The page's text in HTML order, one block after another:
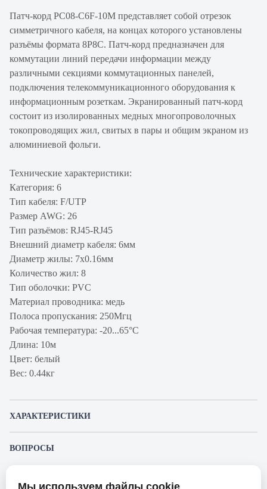
Патч-корд PC08-C6F-10M представляет собой отрезок
симметричного кабеля, на концах которого установлены
разъёмы формата 8P8C. Патч-корд предназначен для
коммутации линий передачи информации между
различными секциями коммутационных панелей,
подключения телекоммуникационного оборудования к
информационным розеткам. Экранированный патч-корд
состоит из изолированных медных многопроволочных
токопроводящих жил, свитых в пары и общим экраном из
алюминиевой фольги.
Технические характеристики:
Категория: 6
Тип кабеля: F/UTP
Размер AWG: 26
Тип разъёмов: RJ45-RJ45
Внешний диаметр кабеля: 6мм
Диаметр жилы: 7x0.16мм
Количество жил: 8
Тип оболочки: PVC
Материал проводника: медь
Полоса пропускания: 250Мгц
Рабочая температура: -20...65°С
Длина: 10м
Цвет: белый
Вес: 0.44кг
ХАРАКТЕРИСТИКИ
ВОПРОСЫ
Мы используем файлы cookie